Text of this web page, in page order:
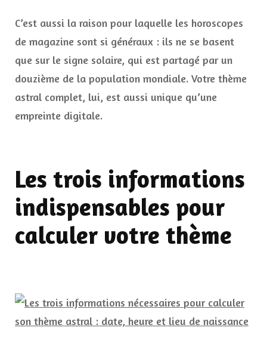
C’est aussi la raison pour laquelle les horoscopes
de magazine sont si généraux : ils ne se basent
que sur le signe solaire, qui est partagé par un
douzième de la population mondiale. Votre thème
astral complet, lui, est aussi unique qu’une
empreinte digitale.
Les trois informations
indispensables pour
calculer votre thème